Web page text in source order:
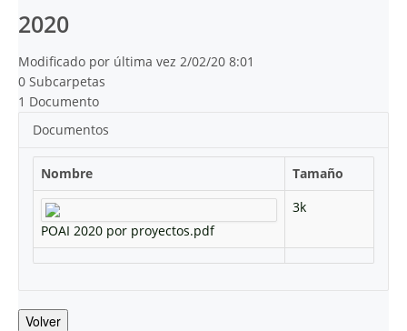
2020
Modificado por última vez 2/02/20 8:01
0 Subcarpetas
1 Documento
Documentos
Nombre Tamaño
POAI 2020 por proyectos.pdf
3k
Volver